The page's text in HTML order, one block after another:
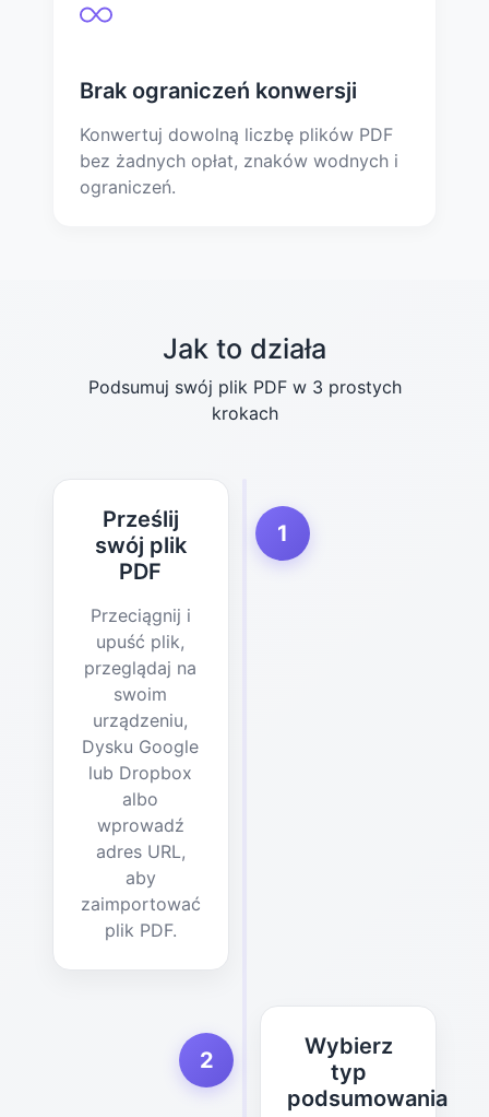
Brak ograniczeń konwersji
Konwertuj dowolną liczbę plików PDF
bez żadnych opłat, znaków wodnych i
ograniczeń.
Jak to działa
Podsumuj swój plik PDF w 3 prostych
krokach
1
Prześlij
swój plik
PDF
Przeciągnij i
upuść plik,
przeglądaj na
swoim
urządzeniu,
Dysku Google
lub Dropbox
albo
wprowadź
adres URL,
aby
zaimportować
plik PDF.
2
Wybierz
typ
podsumowania